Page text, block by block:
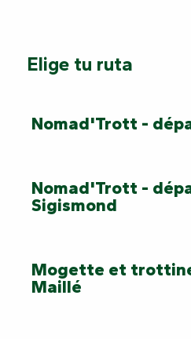
Elige tu ruta
Nomad'Trott -
Nomad'Trott -
Sigismond
Mogette et
Maillé